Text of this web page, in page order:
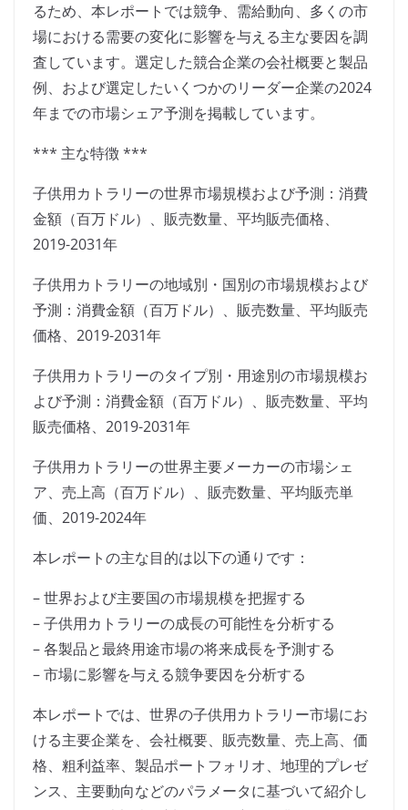
るため、本レポートでは競争、需給動向、多くの市
場における需要の変化に影響を与える主な要因を調
査しています。選定した競合企業の会社概要と製品
例、および選定したいくつかのリーダー企業の2024
年までの市場シェア予測を掲載しています。
*** 主な特徴 ***
子供用カトラリーの世界市場規模および予測：消費
金額（百万ドル）、販売数量、平均販売価格、
2019-2031年
子供用カトラリーの地域別・国別の市場規模および
予測：消費金額（百万ドル）、販売数量、平均販売
価格、2019-2031年
子供用カトラリーのタイプ別・用途別の市場規模お
よび予測：消費金額（百万ドル）、販売数量、平均
販売価格、2019-2031年
子供用カトラリーの世界主要メーカーの市場シェ
ア、売上高（百万ドル）、販売数量、平均販売単
価、2019-2024年
本レポートの主な目的は以下の通りです：
– 世界および主要国の市場規模を把握する
– 子供用カトラリーの成長の可能性を分析する
– 各製品と最終用途市場の将来成長を予測する
– 市場に影響を与える競争要因を分析する
本レポートでは、世界の子供用カトラリー市場にお
ける主要企業を、会社概要、販売数量、売上高、価
格、粗利益率、製品ポートフォリオ、地理的プレゼ
ンス、主要動向などのパラメータに基づいて紹介し